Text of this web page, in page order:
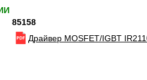
85158
Драйвер MOSFET/IGBT